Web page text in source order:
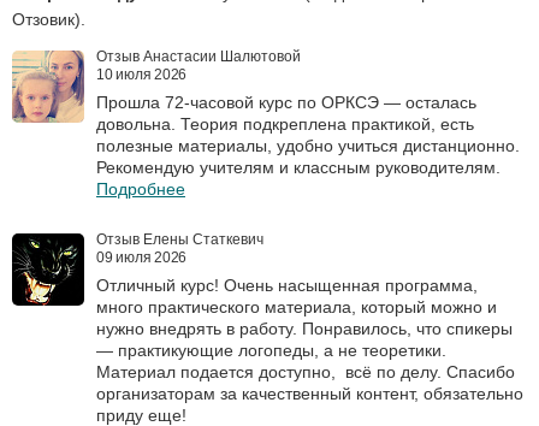
Отзовик).
Отзыв Анастасии Шалютовой
10 июля 2026
Прошла 72‑часовой курс по ОРКСЭ — осталась
довольна. Теория подкреплена практикой, есть
полезные материалы, удобно учиться дистанционно.
Рекомендую учителям и классным руководителям.
Подробнее
Отзыв Елены Статкевич
09 июля 2026
Отличный курс! Очень насыщенная программа,
много практического материала, который можно и
нужно внедрять в работу. Понравилось, что спикеры
— практикующие логопеды, а не теоретики.
Материал подается доступно, всё по делу. Спасибо
организаторам за качественный контент, обязательно
приду еще!